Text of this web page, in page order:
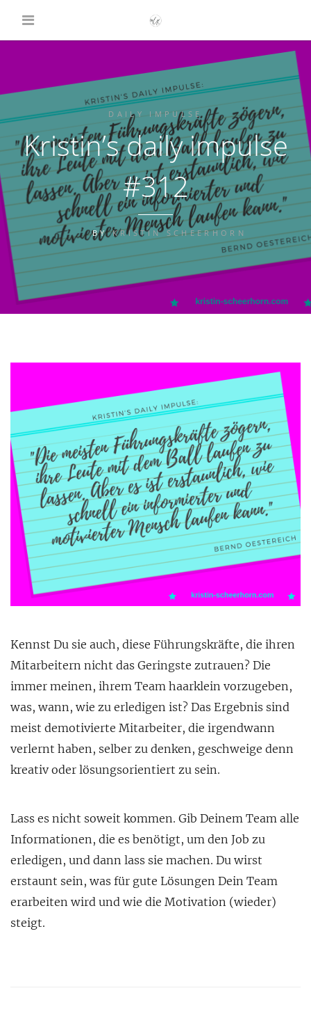
DAILY IMPULSE
Kristin’s daily impulse
#312
BYKRISTIN SCHEERHORN
Kennst Du sie auch, diese Führungskräfte, die ihren
Mitarbeitern nicht das Geringste zutrauen? Die
immer meinen, ihrem Team haarklein vorzugeben,
was, wann, wie zu erledigen ist? Das Ergebnis sind
meist demotivierte Mitarbeiter, die irgendwann
verlernt haben, selber zu denken, geschweige denn
kreativ oder lösungsorientiert zu sein.
Lass es nicht soweit kommen. Gib Deinem Team alle
Informationen, die es benötigt, um den Job zu
erledigen, und dann lass sie machen. Du wirst
erstaunt sein, was für gute Lösungen Dein Team
erarbeiten wird und wie die Motivation (wieder)
steigt.